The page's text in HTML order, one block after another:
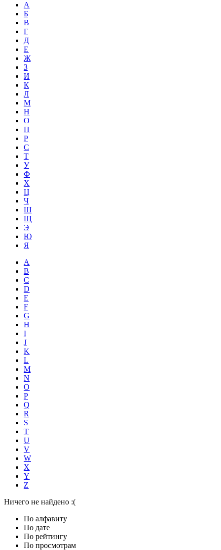
А
Б
В
Г
Д
Е
Ж
З
И
К
Л
М
Н
О
П
Р
С
Т
У
Ф
Х
Ц
Ч
Ш
Щ
Э
Ю
Я
A
B
C
D
E
F
G
H
I
J
K
L
M
N
O
P
Q
R
S
T
U
V
W
X
Y
Z
Ничего не найдено :(
По алфавиту
По дате
По рейтингу
По просмотрам